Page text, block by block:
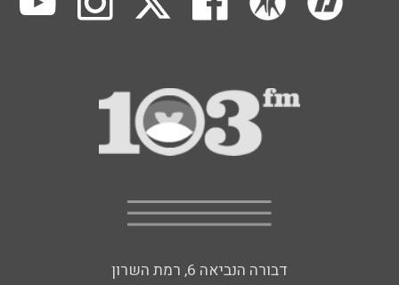
דבורה הנביאה 6, רמת השרון